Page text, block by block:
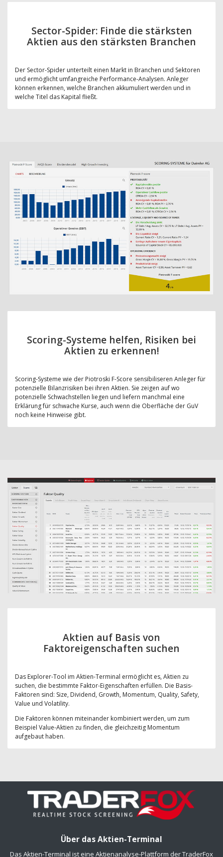
Sector-Spider: Finde die stärksten
Aktien aus den stärksten Branchen
Der Sector-Spider unterteilt einen Markt in Branchen und Sektoren
und ermöglicht umfangreiche Performance-Analysen. Anleger
können erkennen, welche Branchen akkumuliert werden und in
welche Titel das Kapital fließt.
Scoring-Systeme helfen, Risiken bei
Aktien zu erkennen!
Scoring-Systeme wie der Piotroski F-Score sensibiliseren Anleger für
potenzielle Bilanzrisiken bei ihren Aktien. Sie zeigen auf wo
potenzielle Schwachstellen liegen und liefern manchmal eine
Erklärung für schwache Kurse, auch wenn die Oberfläche der GuV
noch keine Hinweise gibt.
Aktien auf Basis von
Faktoreigenschaften suchen
Das Explorer-Tool im Aktien-Terminal ermöglicht es, Aktien zu
suchen, die bestimmte Faktor-Eigenschaften erfüllen. Die Basis-
Faktoren sind: Size, Dividend, Growth, Momentum, Quality, Safety,
Value und Volatility.
Die Faktoren können miteinander kombiniert werden, um zum
Beispiel Value-Aktien zu finden, die gleichzeitig Momentum
aufgebaut haben.
Über das Aktien-Terminal
Das Aktien-Terminal ist eine Aktienanalyse-Plattform der TraderFox